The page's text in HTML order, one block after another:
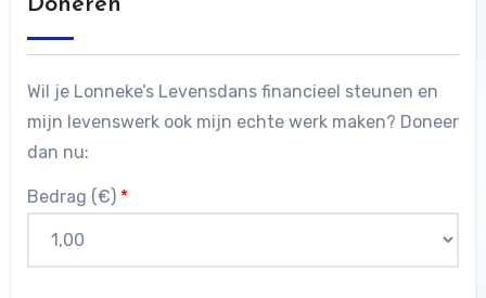
Wil je Lonneke’s Levensdans financieel steunen en
mijn levenswerk ook mijn echte werk maken? Doneer
dan nu:
Bedrag (€) *